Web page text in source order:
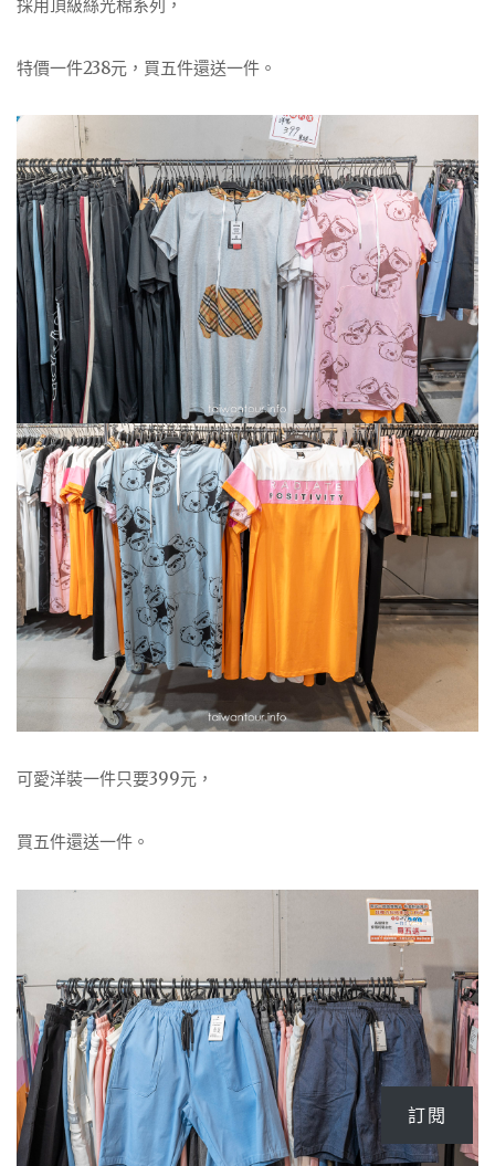
採用頂級絲光棉系列，
特價一件238元，買五件還送一件。
可愛洋裝一件只要399元，
買五件還送一件。
訂閱